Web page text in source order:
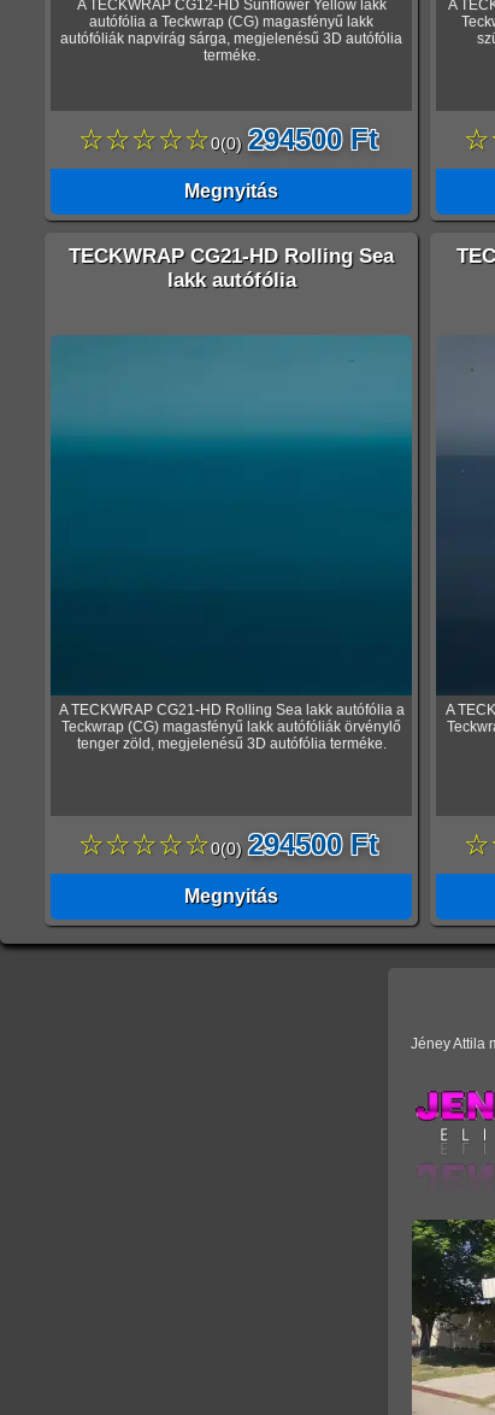
A TECKWRAP CG12-HD Sunflower Yellow lakk
autófólia a Teckwrap (CG) magasfényű lakk
autófóliák napvirág sárga, megjelenésű 3D autófólia
terméke.
☆☆☆☆☆0(0) 294500 Ft
Megnyitás
A
TECKWRAP CG21-HD Rolling Sea
lakk autófólia
A TECKWRAP CG21-HD Rolling Sea lakk autófólia a
Teckwrap (CG) magasfényű lakk autófóliák örvénylő
tenger zöld, megjelenésű 3D autófólia terméke.
☆☆☆☆☆0(0) 294500 Ft
Megnyitás
A
Jéney Attila